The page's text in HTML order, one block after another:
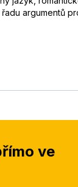
argumentů
ve